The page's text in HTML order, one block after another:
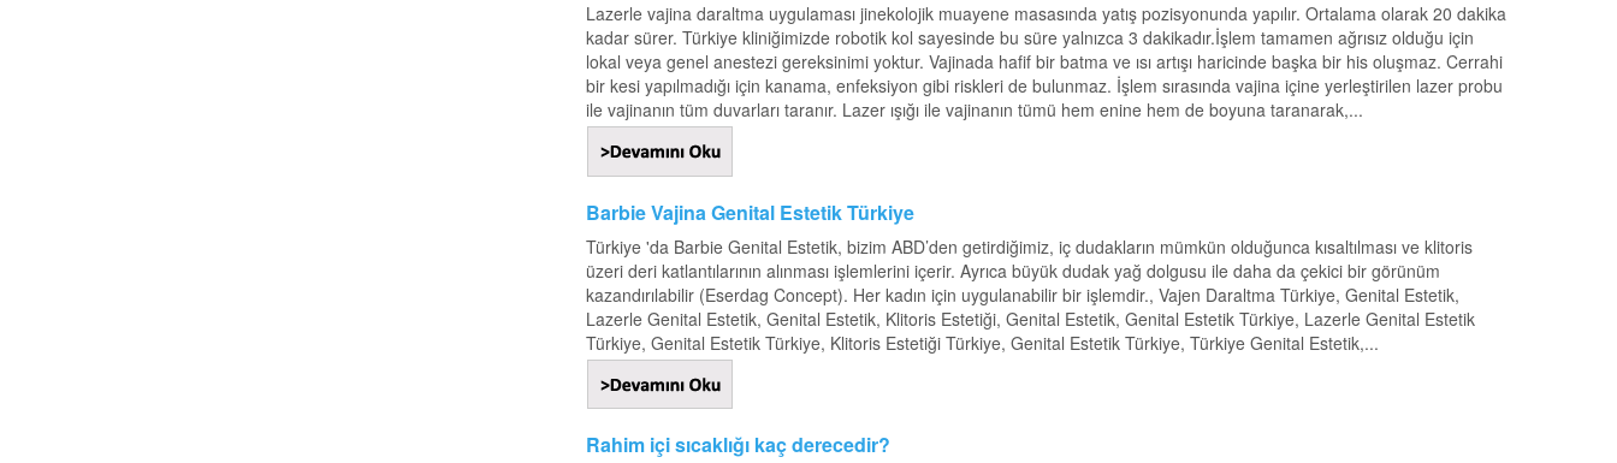
Lazerle vajina daraltma uygulaması jinekolojik muayene masasında yatış pozisyonunda yapılır. Ortalama olarak 20 dakika
kadar sürer. Türkiye kliniğimizde robotik kol sayesinde bu süre yalnızca 3 dakikadır.İşlem tamamen ağrısız olduğu için
lokal veya genel anestezi gereksinimi yoktur. Vajinada hafif bir batma ve ısı artışı haricinde başka bir his oluşmaz. Cerrahi
bir kesi yapılmadığı için kanama, enfeksiyon gibi riskleri de bulunmaz. İşlem sırasında vajina içine yerleştirilen lazer probu
ile vajinanın tüm duvarları taranır. Lazer ışığı ile vajinanın tümü hem enine hem de boyuna taranarak,...
Barbie Vajina Genital Estetik Türkiye
Türkiye 'da Barbie Genital Estetik, bizim ABD’den getirdiğimiz, iç dudakların mümkün olduğunca kısaltılması ve klitoris
üzeri deri katlantılarının alınması işlemlerini içerir. Ayrıca büyük dudak yağ dolgusu ile daha da çekici bir görünüm
kazandırılabilir (Eserdag Concept). Her kadın için uygulanabilir bir işlemdir., Vajen Daraltma Türkiye, Genital Estetik,
Lazerle Genital Estetik, Genital Estetik, Klitoris Estetiği, Genital Estetik, Genital Estetik Türkiye, Lazerle Genital Estetik
Türkiye, Genital Estetik Türkiye, Klitoris Estetiği Türkiye, Genital Estetik Türkiye, Türkiye Genital Estetik,...
Rahim içi sıcaklığı kaç derecedir?